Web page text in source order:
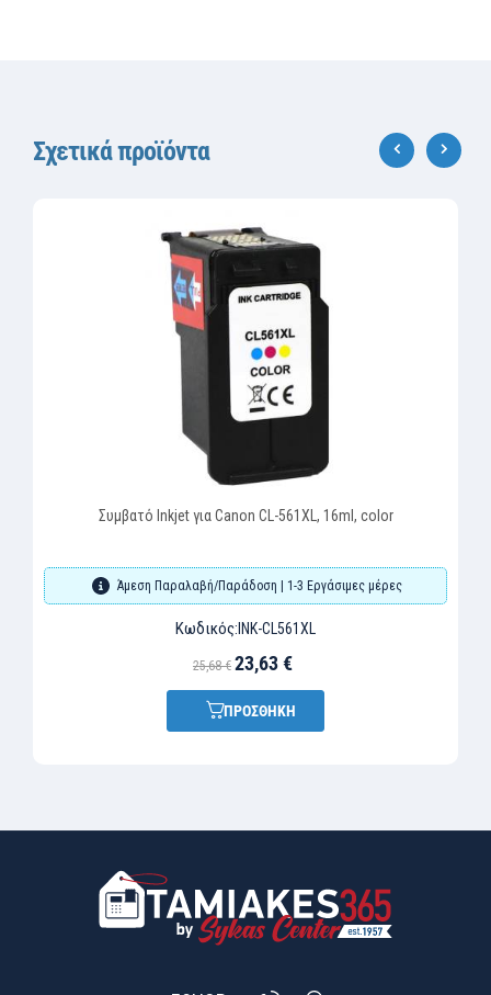
Σχετικά προϊόντα
Συμβατό Inkjet για Canon CL-561XL, 16ml, color
Άμεση Παραλαβή/Παράδοση | 1-3 Εργάσιμες μέρες
Κωδικός: INK-CL561XL
25,68 € 23,63 €
ΠΡΟΣΘΗΚΗ